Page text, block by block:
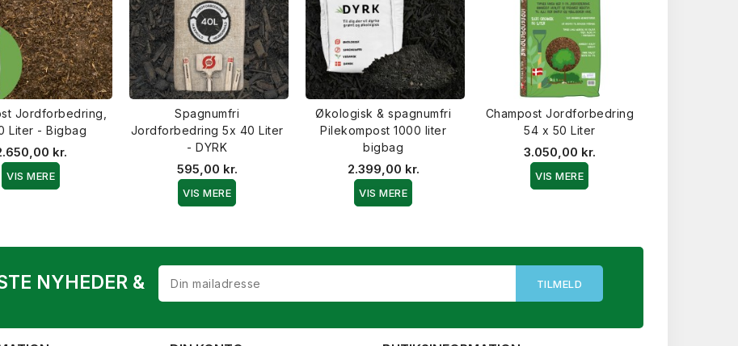
Jordforbedring,
Liter - Bigbag
kr.
VIS MERE
Spagnumfri
Jordforbedring 5x 40 Liter
- DYRK
595,00 kr.
VIS MERE
Økologisk & spagnumfri
Pilekompost 1000 liter
bigbag
2.399,00 kr.
VIS MERE
Champost Jordforbedring
54 x 50 Liter
3.050,00 kr.
VIS MERE
NYHEDER &